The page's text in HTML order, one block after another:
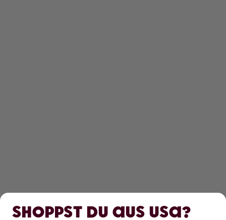
Shoppst du aus USA?